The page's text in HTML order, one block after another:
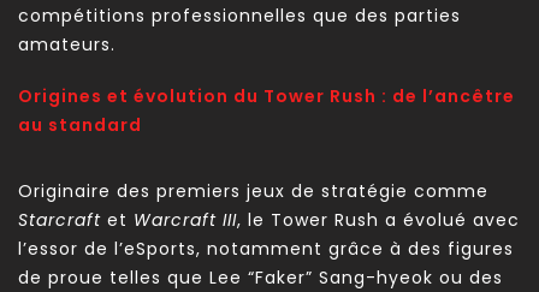
compétitions professionnelles que des parties
amateurs.
Origines et évolution du Tower Rush : de l’ancêtre
au standard
Originaire des premiers jeux de stratégie comme
Starcraft et Warcraft III, le Tower Rush a évolué avec
l’essor de l’eSports, notamment grâce à des figures
de proue telles que Lee “Faker” Sang-hyeok ou des